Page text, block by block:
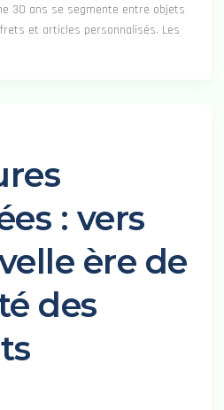
30 ans se segmente entre objets
et articles personnalisés. Les
: vers
ère de
des